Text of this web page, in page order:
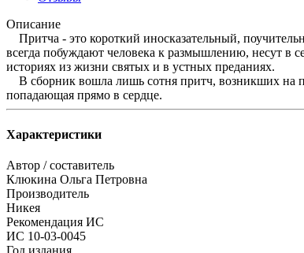
Описание
Притча - это короткий иносказательный,
всегда побуждают человека к размышлению, несут в
историях из жизни святых и в устных преданиях.
В сборник вошла лишь сотня притч, возникших на
попадающая прямо в сердце.
Характеристики
Автор / составитель
Клюкина Ольга Петровна
Производитель
Никея
Рекомендация ИС
ИС 10-03-0045
Год издания